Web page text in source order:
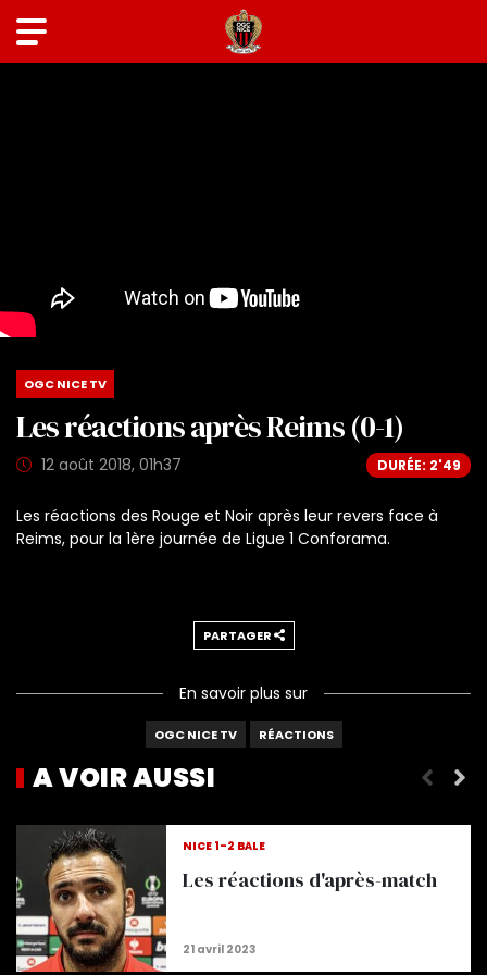
OGC NICE TV
Les réactions après Reims (0-1)
12 août 2018, 01h37 DURÉE: 2'49
Les réactions des Rouge et Noir après leur revers face à
Reims, pour la 1ère journée de Ligue 1 Conforama.
PARTAGER
En savoir plus sur
OGC NICE TV RÉACTIONS
A VOIR AUSSI
NICE 1-2 BÂLE
Les réactions d'après-match
Les réactions d'après-match